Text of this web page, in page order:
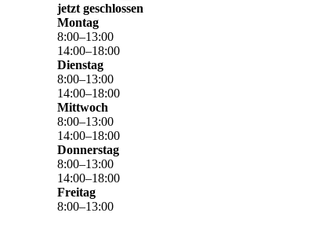
jetzt geschlossen
Montag
8:00–13:00
14:00–18:00
Dienstag
8:00–13:00
14:00–18:00
Mittwoch
8:00–13:00
14:00–18:00
Donnerstag
8:00–13:00
14:00–18:00
Freitag
8:00–13:00